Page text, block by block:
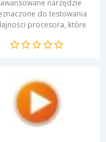
narzędzie
do testowania
procesora, które
ekstremalne obciążenie